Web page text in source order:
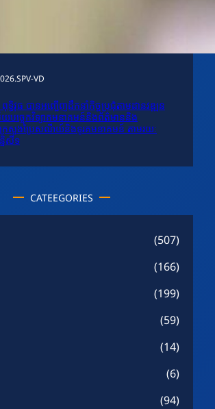
.SPV-VD
ធិវុធ បានអញ្ជើញដឹកនាំកិច្ចប្រជុំតាមដានវឌ្ឍន
យបច្ចេកវិទ្យាគមនាគមន៍និងព័ត៌មាននិង
សួងប្រៃសណីយ៍និងទូរគមនាគមន៍ តាមរយៈ
និសីទ
CATEEGORIES
(507)
(166)
(199)
(59)
(14)
(6)
(94)